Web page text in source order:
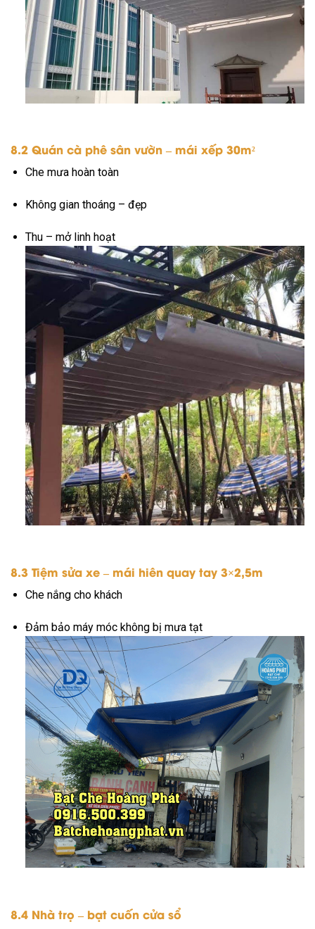
8.2 Quán cà phê sân vườn – mái xếp 30m²
Che mưa hoàn toàn
Không gian thoáng – đẹp
Thu – mở linh hoạt
8.3 Tiệm sửa xe – mái hiên quay tay 3×2,5m
Che nắng cho khách
Đảm bảo máy móc không bị mưa tạt
8.4 Nhà trọ – bạt cuốn cửa sổ